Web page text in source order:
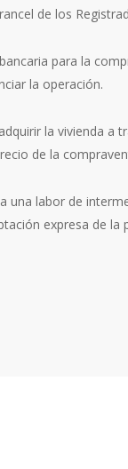
de los
para la
la operación.
la vivienda a
de la
una labor de
expresa de